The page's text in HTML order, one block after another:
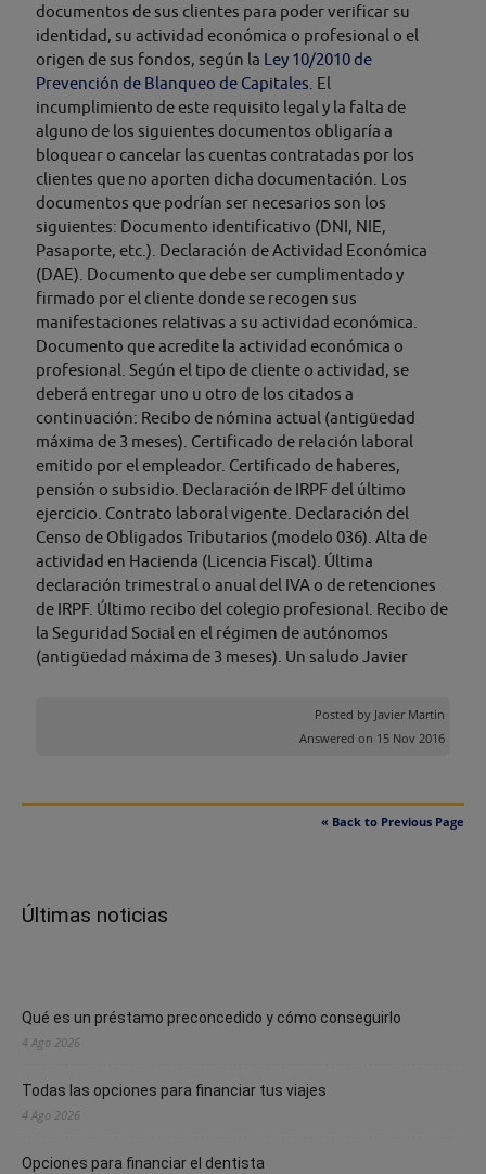
documentos de sus clientes para poder verificar su
identidad, su actividad económica o profesional o el
origen de sus fondos, según la Ley 10/2010 de
Prevención de Blanqueo de Capitales . El
incumplimiento de este requisito legal y la falta de
alguno de los siguientes documentos obligaría a
bloquear o cancelar las cuentas contratadas por los
clientes que no aporten dicha documentación. Los
documentos que podrían ser necesarios son los
siguientes: Documento identificativo (DNI, NIE,
Pasaporte, etc.). Declaración de Actividad Económica
(DAE). Documento que debe ser cumplimentado y
firmado por el cliente donde se recogen sus
manifestaciones relativas a su actividad económica.
Documento que acredite la actividad económica o
profesional. Según el tipo de cliente o actividad, se
deberá entregar uno u otro de los citados a
continuación: Recibo de nómina actual (antigüedad
máxima de 3 meses). Certificado de relación laboral
emitido por el empleador. Certificado de haberes,
pensión o subsidio. Declaración de IRPF del último
ejercicio. Contrato laboral vigente. Declaración del
Censo de Obligados Tributarios (modelo 036). Alta de
actividad en Hacienda (Licencia Fiscal). Última
declaración trimestral o anual del IVA o de retenciones
de IRPF. Último recibo del colegio profesional. Recibo de
la Seguridad Social en el régimen de autónomos
(antigüedad máxima de 3 meses). Un saludo Javier
Posted by Javier Martin
Answered on 15 Nov 2016
« Back to Previous Page
Últimas noticias
Qué es un préstamo preconcedido y cómo conseguirlo
4 Ago 2026
Todas las opciones para financiar tus viajes
4 Ago 2026
Opciones para financiar el dentista